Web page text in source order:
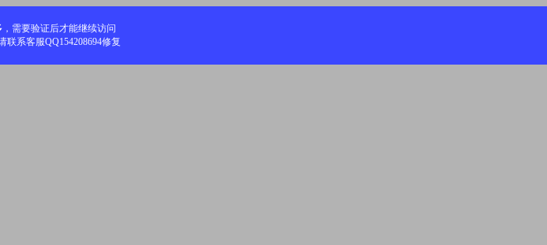
，需要验证后才能继续访问
联系客服QQ154208694修复